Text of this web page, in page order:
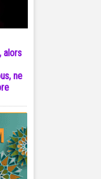
alors
ne